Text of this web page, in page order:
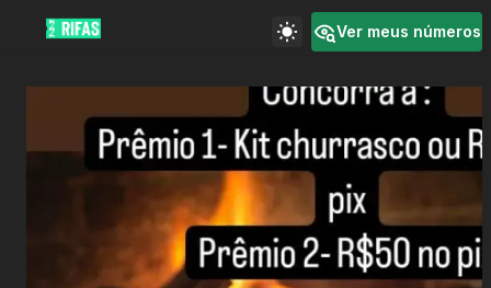
Ver meus números